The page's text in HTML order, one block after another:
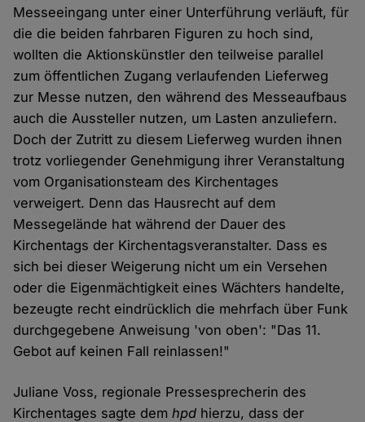
Messeeingang unter einer Unterführung verläuft, für
die die beiden fahrbaren Figuren zu hoch sind,
wollten die Aktionskünstler den teilweise parallel
zum öffentlichen Zugang verlaufenden Lieferweg
zur Messe nutzen, den während des Messeaufbaus
auch die Aussteller nutzen, um Lasten anzuliefern.
Doch der Zutritt zu diesem Lieferweg wurden ihnen
trotz vorliegender Genehmigung ihrer Veranstaltung
vom Organisationsteam des Kirchentages
verweigert. Denn das Hausrecht auf dem
Messegelände hat während der Dauer des
Kirchentags der Kirchentagsveranstalter. Dass es
sich bei dieser Weigerung nicht um ein Versehen
oder die Eigenmächtigkeit eines Wächters handelte,
bezeugte recht eindrücklich die mehrfach über Funk
durchgegebene Anweisung 'von oben': "Das 11.
Gebot auf keinen Fall reinlassen!"
Juliane Voss, regionale Pressesprecherin des
Kirchentages sagte demhpd hierzu, dass der